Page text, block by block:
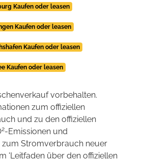
Kaufen oder leasen
Kaufen oder leasen
Kaufen oder leasen
Kaufen oder leasen
vorbehalten.
zum offiziellen
und zu den offiziellen
2-Emissionen und
Stromverbrauch neuer
'Leitfaden über den offiziellen